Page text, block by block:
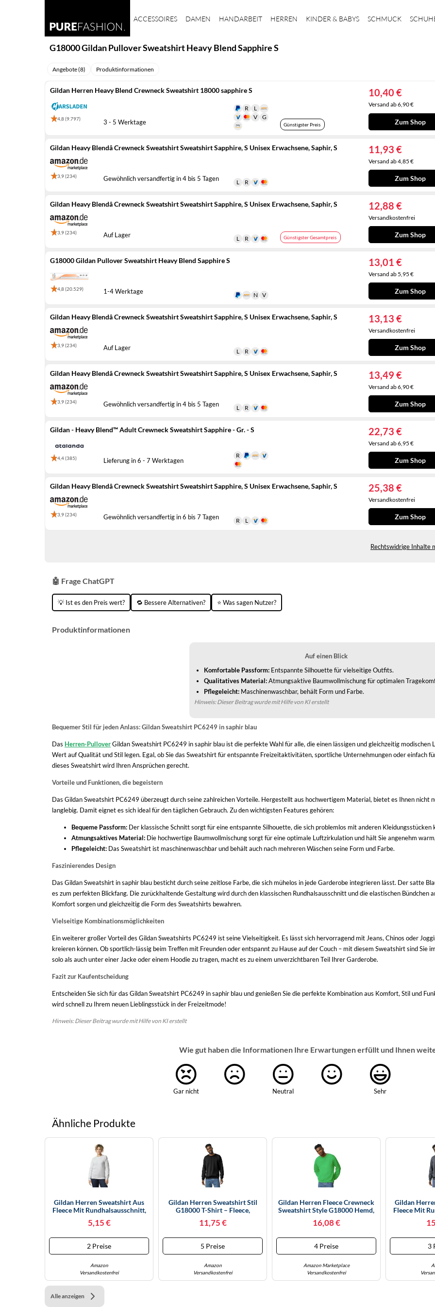
ACCESSOIRES DAMEN HANDARBEIT HERREN KINDER & BABYS SCHMUCK
G18000 Gildan Pullover Sweatshirt Heavy Blend Sapphire S
Angebote (8) Produktinformationen
Gildan Herren Heavy Blend Crewneck Sweatshirt 18000 sapphire S
4,8 (9.797)
Günstigster Preis
3 - 5 Werktage
10,40 €
Versand ab 6,90 €
Zum Shop
Gildan Heavy Blendâ Crewneck Sweatshirt Sweatshirt Sapphire, S Unisex Erwachsene, Saphir, S
3,9 (234) Gewöhnlich versandfertig in 4 bis 5 Tagen
11,93 €
Versand ab 4,85 €
Zum Shop
Gildan Heavy Blendâ Crewneck Sweatshirt Sweatshirt Sapphire, S Unisex Erwachsene, Saphir, S
3,9 (234)
Günstigster Gesamtpreis
Auf Lager
12,88 €
Versandkostenfrei
Zum Shop
G18000 Gildan Pullover Sweatshirt Heavy Blend Sapphire S
4,8 (20.529) 1-4 Werktage
13,01 €
Versand ab 5,95 €
Zum Shop
Gildan Heavy Blendâ Crewneck Sweatshirt Sweatshirt Sapphire, S Unisex Erwachsene, Saphir, S
3,9 (234) Auf Lager
13,13 €
Versandkostenfrei
Zum Shop
Gildan Heavy Blendâ Crewneck Sweatshirt Sweatshirt Sapphire, S Unisex Erwachsene, Saphir, S
3,9 (234) Gewöhnlich versandfertig in 4 bis 5 Tagen
13,49 €
Versand ab 6,90 €
Zum Shop
Gildan - Heavy Blend™ Adult Crewneck Sweatshirt Sapphire - Gr. - S
4,4 (385) Lieferung in 6 - 7 Werktagen
22,73 €
Versand ab 6,95 €
Zum Shop
Gildan Heavy Blendâ Crewneck Sweatshirt Sweatshirt Sapphire, S Unisex Erwachsene, Saphir, S
3,9 (234) Gewöhnlich versandfertig in 6 bis 7 Tagen
25,38 €
Versandkostenfrei
Zum Shop
Rechtswidrige Inhalte
🤖 Frage ChatGPT
💡 Ist es den Preis wert? 🔁 Bessere Alternativen? ⭐ Was sagen Nutzer?
Produktinformationen
Auf einen Blick
Komfortable Passform:Entspannte Silhouette für vielseitige Outfits.
Qualitatives Material:Atmungsaktive Baumwollmischung für optimalen
Pflegeleicht:Maschinenwaschbar, behält Form und Farbe.
Hinweis: Dieser Beitrag wurde mit Hilfe von KI erstellt
Bequemer Stil für jeden Anlass: Gildan Sweatshirt PC6249 in saphir blau
Das Herren-PulloverGildan Sweatshirt PC6249 in saphir blau ist die perfekte Wahl für alle, die einen lässigen und gleichzeitig
Wert auf Qualität und Stil legen. Egal, ob Sie das Sweatshirt für entspannte Freizeitaktivitäten, sportliche Unternehmungen oder einfach
dieses Sweatshirt wird Ihren Ansprüchen gerecht.
Vorteile und Funktionen, die begeistern
Das Gildan Sweatshirt PC6249 überzeugt durch seine zahlreichen Vorteile. Hergestellt aus hochwertigem Material, bietet es Ihnen nicht
langlebig. Damit eignet es sich ideal für den täglichen Gebrauch. Zu den wichtigsten Features gehören:
Bequeme Passform: Der klassische Schnitt sorgt für eine entspannte Silhouette, die sich problemlos mit anderen Kleidungsstücken
Atmungsaktives Material: Die hochwertige Baumwollmischung sorgt für eine optimale Luftzirkulation und hält Sie angenehm
Pflegeleicht: Das Sweatshirt ist maschinenwaschbar und behält auch nach mehreren Wäschen seine Form und Farbe.
Faszinierendes Design
Das Gildan Sweatshirt in saphir blau besticht durch seine zeitlose Farbe, die sich mühelos in jede Garderobe integrieren lässt. Der satte
es zum perfekten Blickfang. Die zurückhaltende Gestaltung wird durch den klassischen Rundhalsausschnitt und die elastischen Bündchen
Komfort sorgen und gleichzeitig die Form des Sweatshirts bewahren.
Vielseitige Kombinationsmöglichkeiten
Ein weiterer großer Vorteil des Gildan Sweatshirts PC6249 ist seine Vielseitigkeit. Es lässt sich hervorragend mit Jeans, Chinos oder
kreieren können. Ob sportlich-lässig beim Treffen mit Freunden oder entspannt zu Hause auf der Couch – mit diesem Sweatshirt sind
solo als auch unter einer Jacke oder einem Hoodie zu tragen, macht es zu einem unverzichtbaren Teil Ihrer Garderobe.
Fazit zur Kaufentscheidung
Entscheiden Sie sich für das Gildan Sweatshirt PC6249 in saphir blau und genießen Sie die perfekte Kombination aus Komfort, Stil und
wird schnell zu Ihrem neuen Lieblingsstück in der Freizeitmode!
Hinweis: Dieser Beitrag wurde mit Hilfe von KI erstellt
Wie gut haben die Informationen Ihre Erwartungen erfüllt und Ihnen
Gar nicht Neutral Sehr
Ähnliche Produkte
Gildan Herren Sweatshirt Aus
Fleece Mit Rundhalsausschnitt,
XXL
5,15 €
2 Preise
Amazon
Versandkostenfrei
Gildan Herren Sweatshirt Stil
G18000 T-Shirt – Fleece,
11,75 €
5 Preise
Amazon
Versandkostenfrei
Gildan Herren Fleece Crewneck
Sweatshirt Style G18000 Hemd,
16,08 €
4 Preise
Amazon Marketplace
Versandkostenfrei
Gildan
Fleece Mit
3
Alle anzeigen